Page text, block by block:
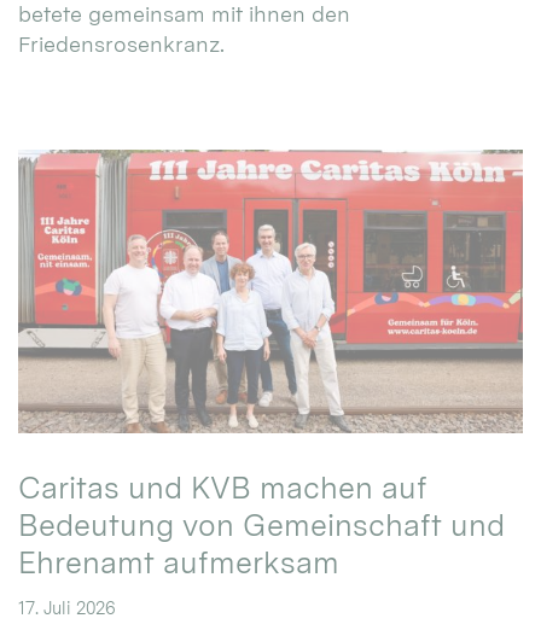
betete gemeinsam mit ihnen den
Friedensrosenkranz.
Caritas und KVB machen auf
Bedeutung von Gemeinschaft und
Ehrenamt aufmerksam
17. Juli 2026